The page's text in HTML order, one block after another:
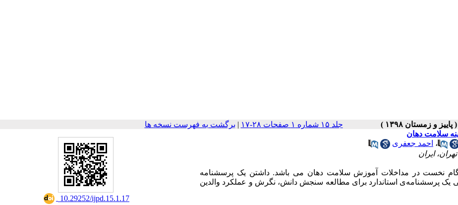
جلد ۱۵ شماره ۱ صفحات ۲۸-۱۷ | برگشت به فهرست نسخه ها
‎ 10.29252/ijpd.15.1.17
سلامت دهان
، احمد جعفری
ایران
گام نخست در مداخلات آموزش سلامت دهان می باشد. داشتن یک پرسشنامه
یک پرسشنامه‌ی استاندارد برای مطالعه سنجش دانش، نگرش و عملکرد والدین